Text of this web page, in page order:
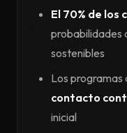
El 70% de los
probabilidades
sostenibles
Los programas
contacto
inicial